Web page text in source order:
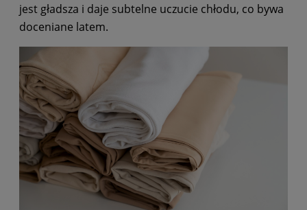
jest gładsza i daje subtelne uczucie chłodu, co bywa
doceniane latem.